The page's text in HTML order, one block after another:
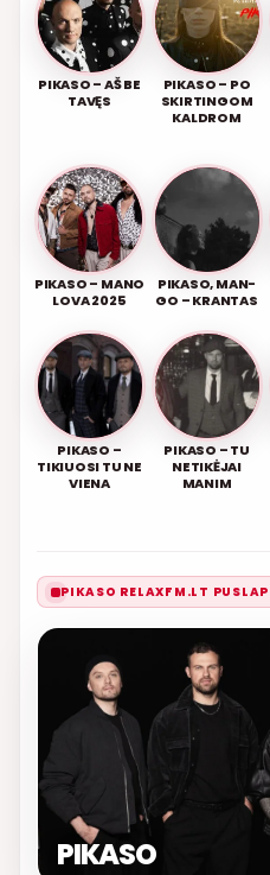
PIKASO – AŠ BE
TAVĘS
PIKASO – PO
SKIRTINGOM
KALDROM
PIKASO – MANO
LOVA 2025
PIKASO, MAN-
GO – KRANTAS
PIKASO –
TIKIUOSI TU NE
VIENA
PIKASO – TU
NETIKĖJAI
MANIM
PIKASO RELAXFM.LT
PIKASO